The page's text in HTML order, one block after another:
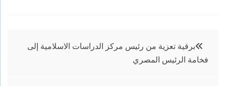
تصفّح
المقالات
برقية تعزية من رئيس مركز الدراسات الاسلامية إلى
فخامة الرئيس المصري